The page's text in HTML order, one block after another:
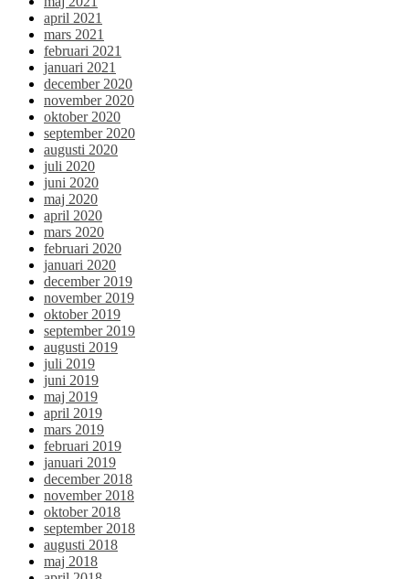
april 2021
mars 2021
februari 2021
januari 2021
december 2020
november 2020
oktober 2020
september 2020
augusti 2020
juli 2020
juni 2020
maj 2020
april 2020
mars 2020
februari 2020
januari 2020
december 2019
november 2019
oktober 2019
september 2019
augusti 2019
juli 2019
juni 2019
maj 2019
april 2019
mars 2019
februari 2019
januari 2019
december 2018
november 2018
oktober 2018
september 2018
augusti 2018
maj 2018